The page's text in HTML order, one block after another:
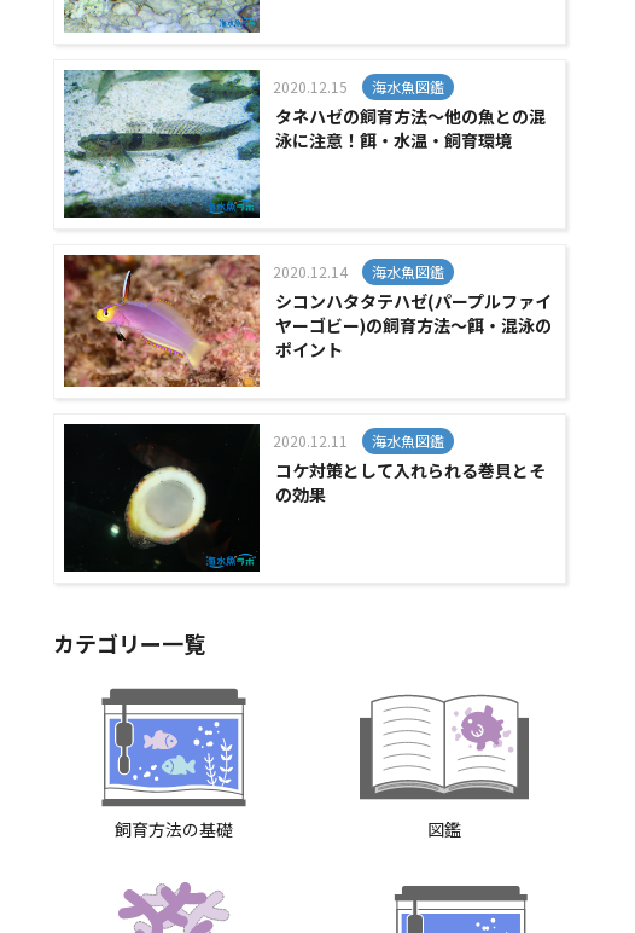
2020.12.15 海水魚図鑑
タネハゼの飼育方法～他の魚との混
泳に注意！餌・水温・飼育環境
2020.12.14 海水魚図鑑
シコンハタタテハゼ(パープルファイ
ヤーゴビー)の飼育方法～餌・混泳の
ポイント
2020.12.11 海水魚図鑑
コケ対策として入れられる巻貝とそ
の効果
カテゴリー一覧
飼育方法の基礎 図鑑